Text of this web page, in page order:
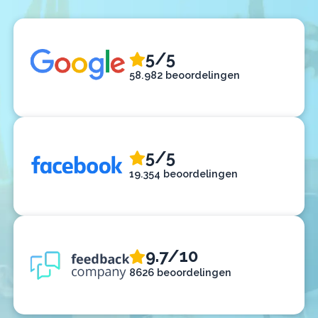
5/5
58.982 beoordelingen
5/5
19.354 beoordelingen
9.7/10
8626 beoordelingen